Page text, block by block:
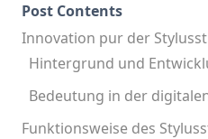
Post Contents
Innovation pur der
Hintergrund und
Bedeutung in der
Funktionsweise des